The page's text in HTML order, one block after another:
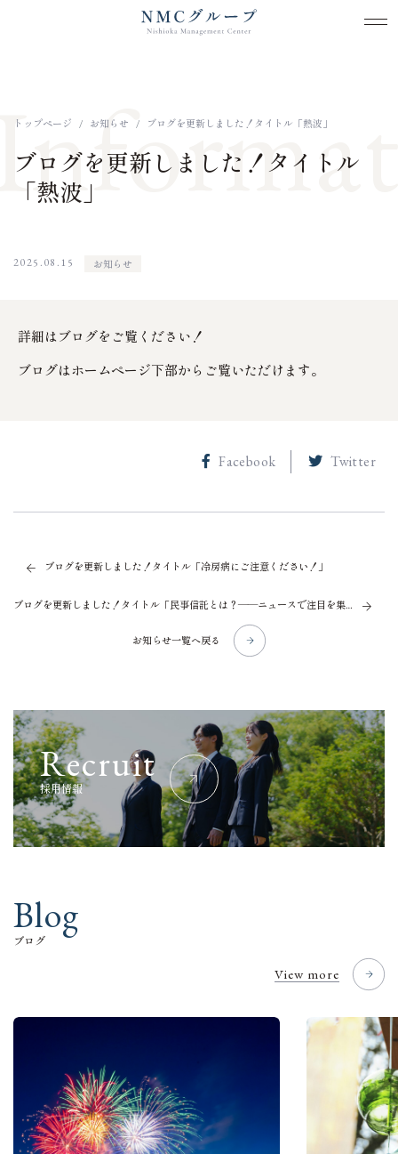
トップページ お知らせ ブログを更新しました！タイトル「熱波」
ブログを更新しました！タイトル
「熱波」
2025.08.15 お知らせ
詳細はブログをご覧ください！
ブログはホームページ下部からご覧いただけます。
Facebook Twitter
ブログを更新しました！タイトル「冷房病にご注意ください！」
お知らせ一覧へ戻る
ブログを更新しました！タイトル「民事信託とは？――ニュースで注目を集めた制度をやさしく解説 ～後半～」
採用情報
Recruit
ブロ グ
Blog
View more